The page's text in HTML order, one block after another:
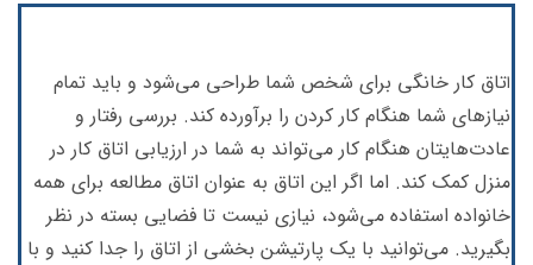
اتاق کار خانگی برای شخص شما طراحی می‌شود و باید تمام
نیازهای شما هنگام کار کردن را برآورده کند. بررسی رفتار و
عادت‌هایتان هنگام کار می‌تواند به شما در ارزیابی اتاق کار در
منزل کمک کند. اما اگر این اتاق به عنوان اتاق مطالعه برای همه
خانواده استفاده می‌شود، نیازی نیست تا فضایی بسته در نظر
بگیرید. می‌توانید با یک پارتیشن بخشی از اتاق را جدا کنید و با